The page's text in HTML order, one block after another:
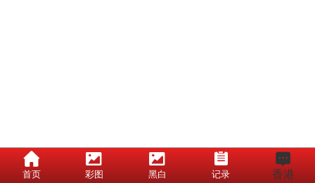
首页 彩图 黑白 记录 香港